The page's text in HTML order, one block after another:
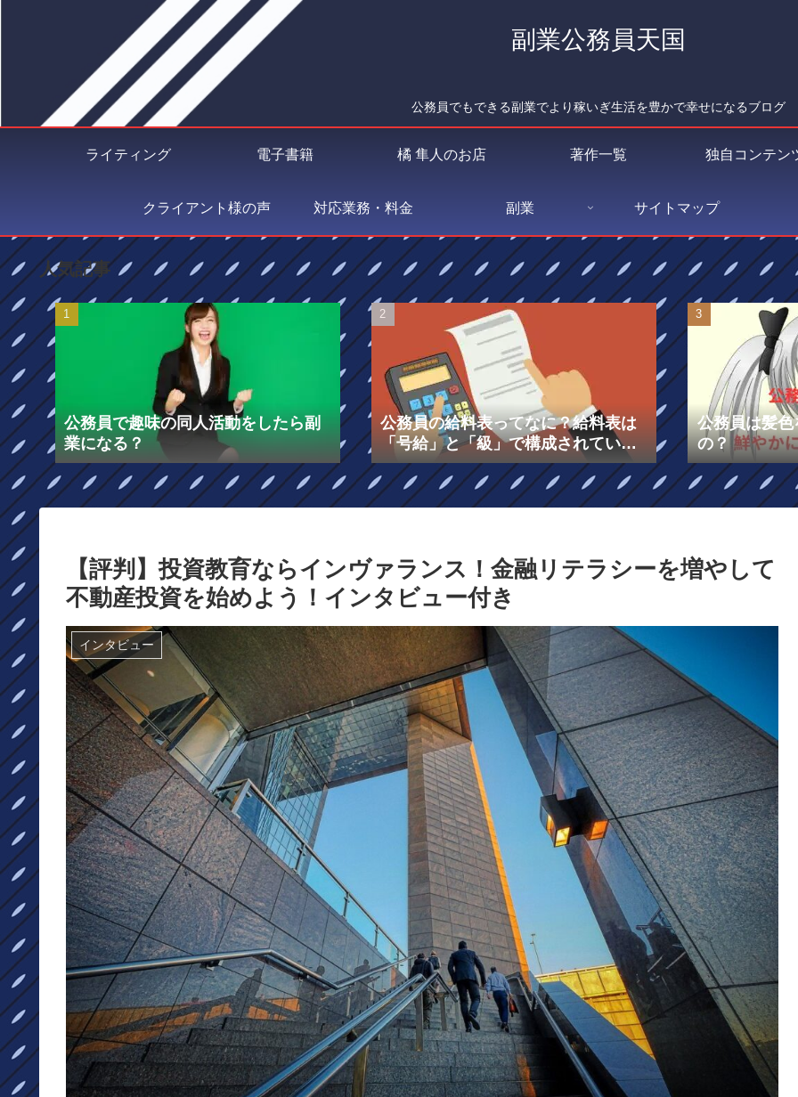
副業公務員天国
公務員でもできる副業でより稼いぎ生活を豊かで幸せになるブログ
ライティング 電子書籍 橘 隼人のお店 著作一覧 独自コンテン
クライアント様の声 対応業務・料金 副業 サイトマップ
人気記事
公務員で趣味の同人活動をしたら副
業になる？
公務員の給料表ってなに？給料表は
「号給」と「級」で構成されてい
る！￼
公務員は髪
の？
【評判】投資教育ならインヴァランス！金融リテラシーを増やして
不動産投資を始めよう！インタビュー付き
インタビュー